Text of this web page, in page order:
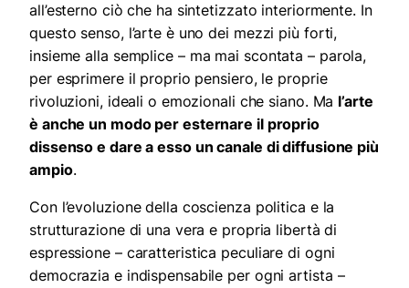
all’esterno ciò che ha sintetizzato interiormente. In
questo senso, l’arte è uno dei mezzi più forti,
insieme alla semplice –ma mai scontata–parola,
per esprimere il proprio pensiero, le proprie
rivoluzioni, ideali o emozionali che siano. Ma l’arte
è anche un modo per esternare il proprio
dissenso e dare a esso un canale di diffusione più
ampio.
Con l’evoluzione della coscienza politica e la
strutturazione di una vera e propria libertà di
espressione – caratteristica peculiare di ogni
democrazia e indispensabile per ogni artista –